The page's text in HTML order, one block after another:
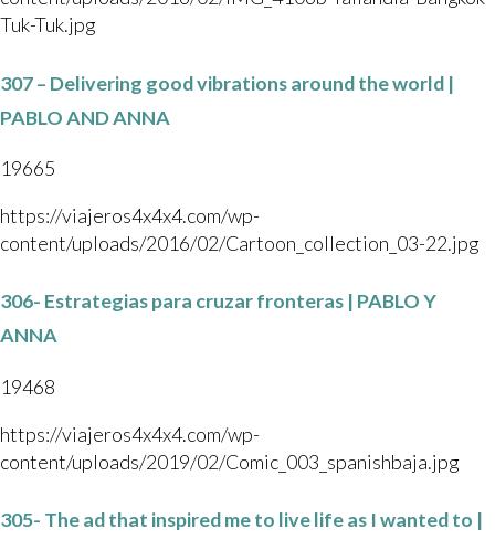
Tuk-Tuk.jpg
307 – Delivering good vibrations around the world |
PABLO AND ANNA
19665
https://viajeros4x4x4.com/wp-
content/uploads/2016/02/Cartoon_collection_03-22.jpg
306- Estrategias para cruzar fronteras | PABLO Y
ANNA
19468
https://viajeros4x4x4.com/wp-
content/uploads/2019/02/Comic_003_spanishbaja.jpg
305- The ad that inspired me to live life as I wanted to |